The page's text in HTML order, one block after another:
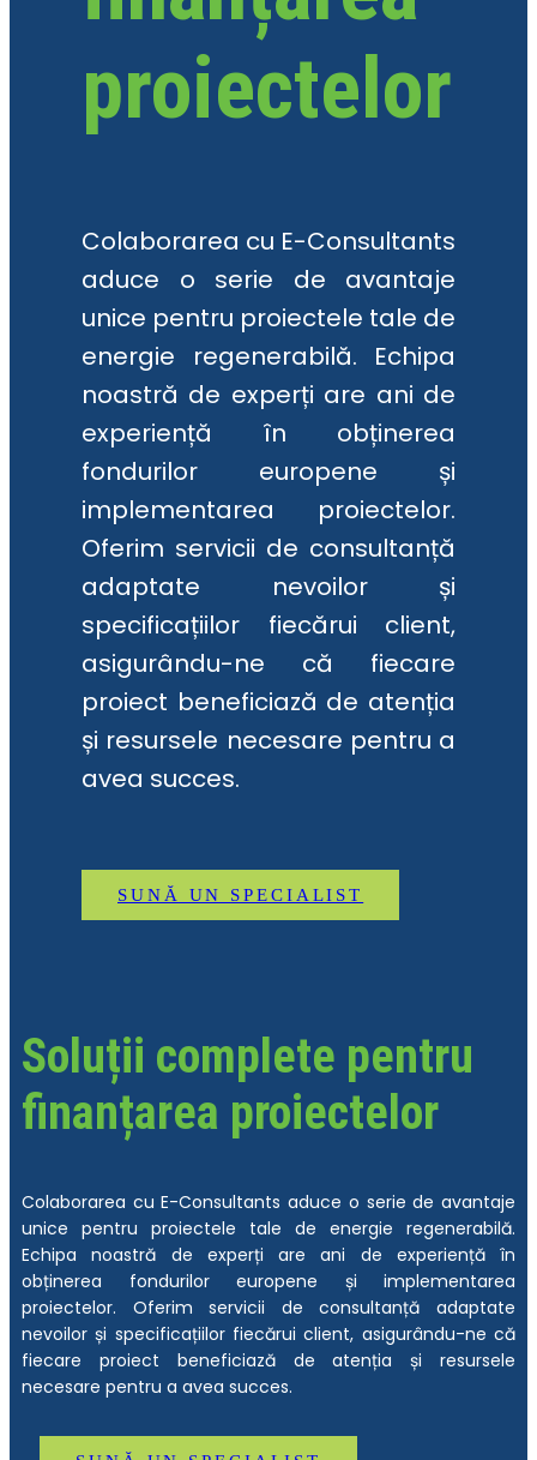
proiectelor
Colaborarea cu E-Consultants
aduce o serie de avantaje
unice pentru proiectele tale de
energie regenerabilă. Echipa
noastră de experți are ani de
experiență în obținerea
fondurilor europene și
implementarea proiectelor.
Oferim servicii de consultanță
adaptate nevoilor și
specificațiilor fiecărui client,
asigurându-ne că fiecare
proiect beneficiază de atenția
și resursele necesare pentru a
avea succes.
SUNĂ UN SPECIALIST
Soluții complete pentru
finanțarea proiectelor
Colaborarea cu E-Consultants aduce o serie de avantaje
unice pentru proiectele tale de energie regenerabilă.
Echipa noastră de experți are ani de experiență în
obținerea fondurilor europene și implementarea
proiectelor. Oferim servicii de consultanță adaptate
nevoilor și specificațiilor fiecărui client, asigurându-ne că
fiecare proiect beneficiază de atenția și resursele
necesare pentru a avea succes.